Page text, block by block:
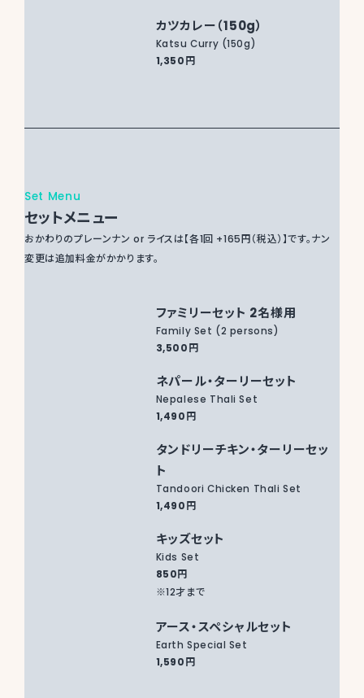
カツカレー（150g）
Katsu Curry (150g)
1,350円
Set Menu
セットメニュー
おかわりのプレーンナン or ライスは【各1回 +165円（税込）】です。ナン
変更は追加料金がかかります。
ファミリーセット 2名様用
Family Set (2 persons)
3,500円
ネパール・ターリーセット
Nepalese Thali Set
1,490円
タンドリーチキン・ターリーセッ
ト
Tandoori Chicken Thali Set
1,490円
キッズセット
Kids Set
850円
※12才まで
アース・スペシャルセット
Earth Special Set
1,590円